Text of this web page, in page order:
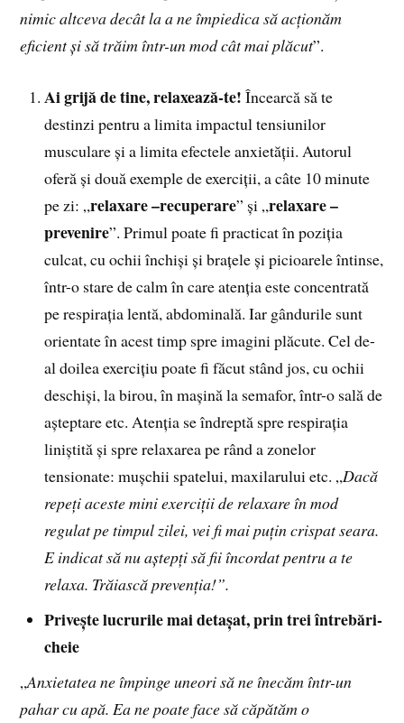
nimic altceva decât la a ne împiedica să acționăm
eficient și să trăim într-un mod cât mai plăcut”.
Ai grijă de tine, relaxează-te!Încearcă să te
destinzi pentru a limita impactul tensiunilor
musculare și a limita efectele anxietății. Autorul
oferă și două exemple de exerciții, a câte 10 minute
pe zi: „relaxare –recuperare” și „relaxare –
prevenire”. Primul poate fi practicat în poziția
culcat, cu ochii închiși și brațele și picioarele întinse,
într-o stare de calm în care atenția este concentrată
pe respirația lentă, abdominală. Iar gândurile sunt
orientate în acest timp spre imagini plăcute. Cel de-
al doilea exercițiu poate fi făcut stând jos, cu ochii
deschiși, la birou, în mașină la semafor, într-o sală de
așteptare etc. Atenția se îndreptă spre respirația
liniștită și spre relaxarea pe rând a zonelor
tensionate: mușchii spatelui, maxilarului etc. „Dacă
repeți aceste mini exerciții de relaxare în mod
regulat pe timpul zilei, vei fi mai puțin crispat seara.
E indicat să nu aștepți să fii încordat pentru a te
relaxa. Trăiască prevenția!”.
Privește lucrurile mai detașat, prin trei întrebări-
cheie
„Anxietatea ne împinge uneori să ne înecăm într-un
pahar cu apă. Ea ne poate face să căpătăm o